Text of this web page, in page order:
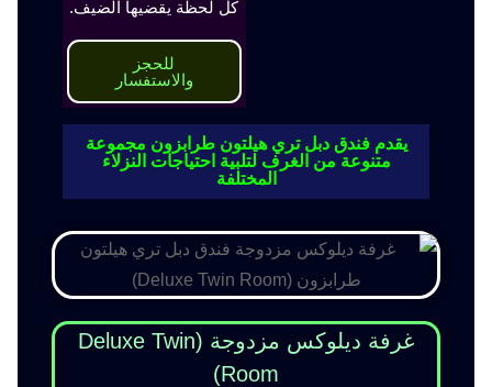
كل لحظة يقضيها الضيف.
للحجز
والاستفسار
يقدم فندق دبل تري هيلتون طرابزون مجموعة
متنوعة من الغرف لتلبية احتياجات النزلاء
المختلفة
غرفة ديلوكس مزدوجة (Deluxe Twin
Room)